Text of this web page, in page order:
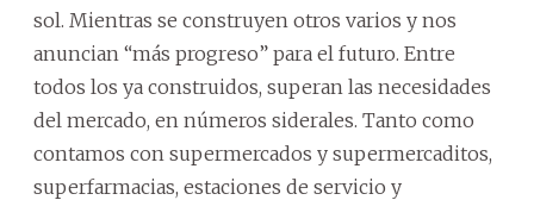
sol. Mientras se construyen otros varios y nos
anuncian “más progreso” para el futuro. Entre
todos los ya construidos, superan las necesidades
del mercado, en números siderales. Tanto como
contamos con supermercados y supermercaditos,
superfarmacias, estaciones de servicio y